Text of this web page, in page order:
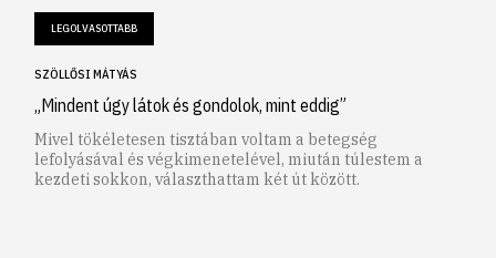
LEGOLVASOTTABB
SZÖLLŐSI MÁTYÁS
„Mindent úgy látok és gondolok, mint eddig”
Mivel tökéletesen tisztában voltam a betegség
lefolyásával és végkimenetelével, miután túlestem a
kezdeti sokkon, választhattam két út között.